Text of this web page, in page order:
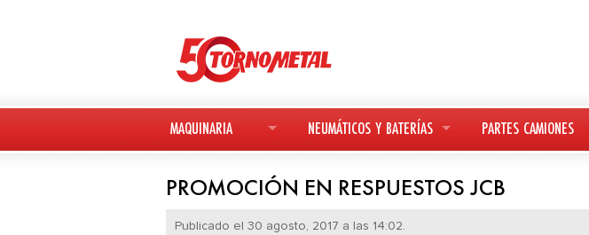
MAQUINARIA
NEUMÁTICOS Y BATERÍAS
PARTES CAMIONES
PROMOCIÓN EN RESPUESTOS JCB
Publicado el 30 agosto, 2017 a las 14:02.